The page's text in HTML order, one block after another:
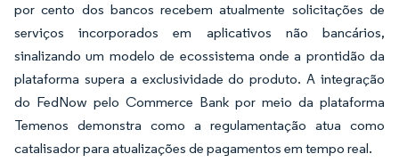
por cento dos bancos recebem atualmente solicitações de
serviços incorporados em aplicativos não bancários,
sinalizando um modelo de ecossistema onde a prontidão da
plataforma supera a exclusividade do produto. A integração
do FedNow pelo Commerce Bank por meio da plataforma
Temenos demonstra como a regulamentação atua como
catalisador para atualizações de pagamentos em tempo real.